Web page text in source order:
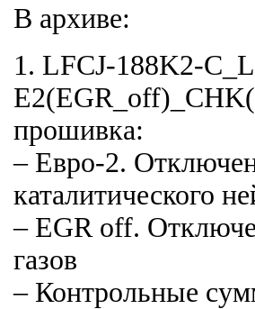
В архиве:
1. LFCJ-188K2-
прошивка:
– Евро-2.
каталитического
– EGR off.
газов
– Контрольные